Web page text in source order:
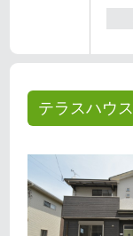
テラスハウス